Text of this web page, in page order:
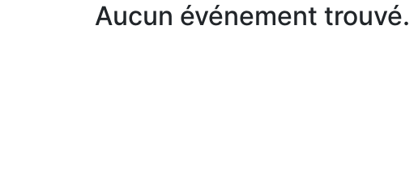
Aucun événement trouvé.